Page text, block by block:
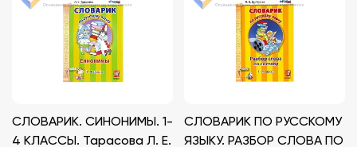
СЛОВАРИК. СИНОНИМЫ. 1-
4 КЛАССЫ. Тарасова Л. Е.
СЛОВАРИК ПО РУССКОМУ
ЯЗЫКУ. РАЗБОР СЛОВА ПО